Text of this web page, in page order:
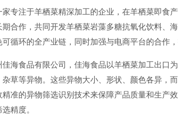
注于羊栖菜精深加工的企业，在羊栖菜即食
合作，共同开发羊栖菜岩藻多糖抗氧化饮料、
循环的全产业链，同时加强与电商平台的合作，
食品有限公司，佳海食品以羊栖菜加工出口
草等异物。这些异物大小、形状、颜色各异，
准的异物筛选识别技术来保障产品质量和生产
精度。